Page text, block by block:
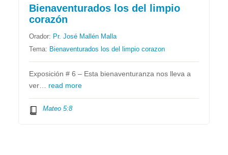
Bienaventurados los del limpio
corazón
Orador: Pr. José Mallén Malla
Tema: Bienaventurados los del limpio corazon
Exposición # 6 – Esta bienaventuranza nos lleva a
ver… read more
Mateo 5:8